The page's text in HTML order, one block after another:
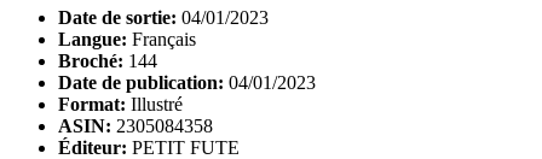
Date de sortie: 04/01/2023
Langue: Français
Broché: 144
Date de publication: 04/01/2023
Format: Illustré
ASIN: 2305084358
Éditeur: PETIT FUTE